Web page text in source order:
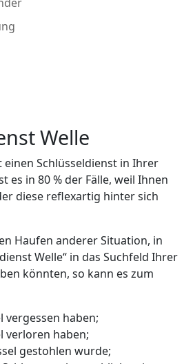
Welle
einen Schlüsseldienst in Ihrer
es in 80 % der Fälle, weil Ihnen
diese reflexartig hinter sich
Haufen anderer Situation, in
Welle“ in das Suchfeld Ihrer
könnten, so kann es zum
vergessen haben;
verloren haben;
gestohlen wurde;